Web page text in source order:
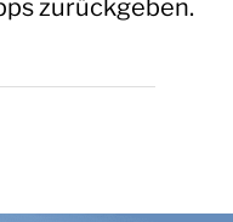
zurückgeben.